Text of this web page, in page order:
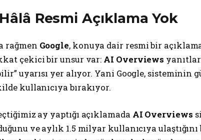
Resmi Açıklama Yok
rağmen Google, konuya dair resmi bir
çekici bir unsur var: AI Overviews
uyarısı yer alıyor. Yani Google,
kullanıcıya bırakıyor.
ay yaptığı açıklamada AI Overviews
ve aylık 1.5 milyar kullanıcıya